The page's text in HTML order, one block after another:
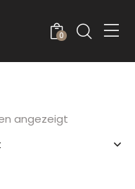
0
angezeigt